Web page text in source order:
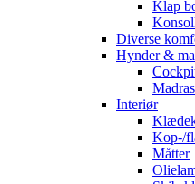
Klap
Diverse
Hynder &
Interiør
Kop-/
Måtter